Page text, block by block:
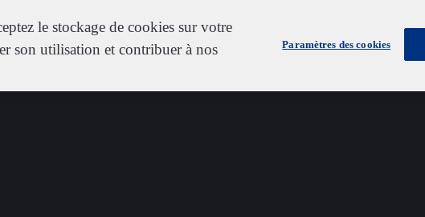
le stockage de cookies sur votre
son utilisation et contribuer à nos
Paramètres des cookies